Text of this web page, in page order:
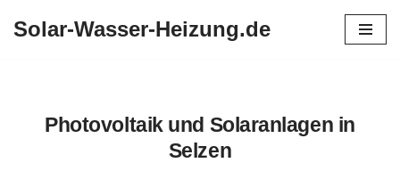
Solar-Wasser-Heizung.de
Photovoltaik und Solaranlagen in
Selzen